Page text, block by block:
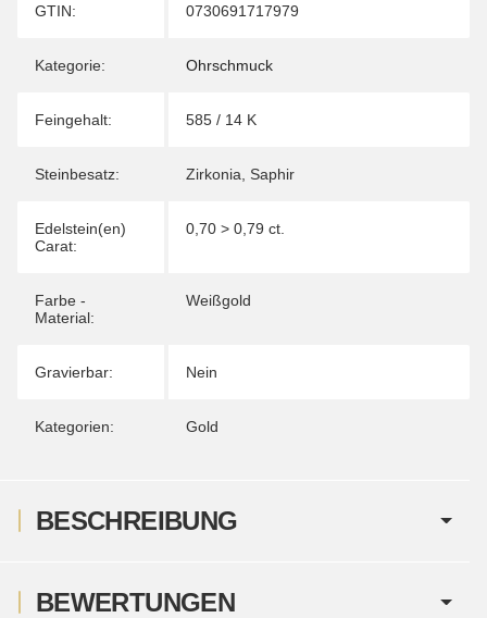
Produkteigenschaft
Wert
GTIN: 0730691717979
Kategorie: Ohrschmuck
Feingehalt: 585 / 14 K
Steinbesatz: Zirkonia Saphir
Edelstein(en)
Carat:
0,70 > 0,79 ct.
Farbe -
Material:
Weißgold
Gravierbar: Nein
Kategorien: Gold
BESCHREIBUNG
BEWERTUNGEN